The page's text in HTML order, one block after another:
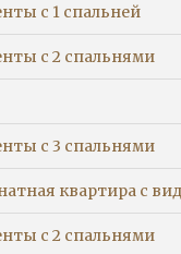
с 1 спальней
с 2 спальнями
с 3 спальнями
квартира с
с 2 спальнями